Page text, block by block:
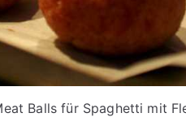
Balls für Spaghetti mit